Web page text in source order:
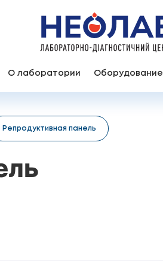
О лаборатории Оборудование
Репродуктивная панель